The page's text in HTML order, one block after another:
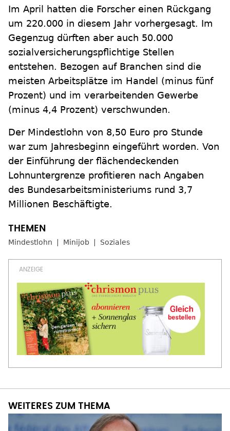
Im April hatten die Forscher einen Rückgang
um 220.000 in diesem Jahr vorhergesagt. Im
Gegenzug dürften aber auch 50.000
sozialversicherungspflichtige Stellen
entstehen. Bezogen auf Branchen sind die
meisten Arbeitsplätze im Handel (minus fünf
Prozent) und im verarbeitenden Gewerbe
(minus 4,4 Prozent) verschwunden.
Der Mindestlohn von 8,50 Euro pro Stunde
war zum Jahresbeginn eingeführt worden. Von
der Einführung der flächendeckenden
Lohnuntergrenze profitieren nach Angaben
des Bundesarbeitsministeriums rund 3,7
Millionen Beschäftigte.
Mindestlohn Minijob Soziales
WEITERES ZUM THEMA